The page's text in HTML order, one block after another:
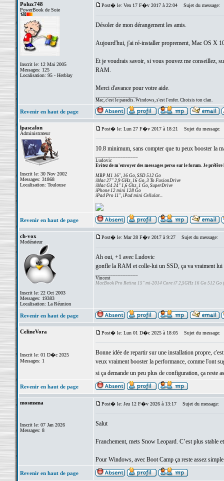
Polux748
PowerBook de Soie
Inscrit le: 12 Mai 2005
Messages: 125
Localisation: 95 - Herblay
Post� le: Ven 17 F�v 2017 à 22:04 Sujet du message:
Désoler de mon dérangement les amis.
Aujourd'hui, j'ai ré-installer proprement, Mac OS X
Et je voudrais savoir, si vous pouvez me conseillez,
RAM.
Merci d'avance pour votre aide.
Mac, c'est le paradis. Windows, s'est l'enfer. Choisis ton clan.
Revenir en haut de page
lpascalon
Administrateur
Inscrit le: 30 Nov 2002
Messages: 31868
Localisation: Toulouse
Post� le: Lun 27 F�v 2017 à 18:21 Sujet du message:
10.8 minimum, sans compter que tu peux booster la
Ludovic
Evitez de m'envoyer des messages perso sur le forum. Je préfère
MBP M1 16", 16 Go, SSD 512 Go
iMac 27" 2,9 GHz, 16 Go, 3 To FusionDrive
iMac G4 24" 1,6 Ghz, 1 Go, SuperDrive
iPhone 12 mini 128 Go
iPad Pro 11", iPad mini Cellular...
Revenir en haut de page
ch-vox
Modérateur
Inscrit le: 22 Oct 2003
Messages: 19383
Localisation: La Réunion
Post� le: Mar 28 F�v 2017 à 9:27 Sujet du message:
Ah oui, +1 avec Ludovic
gonfle la RAM et colle-lui un SSD, ça va vraiment
Vincent
MacBook Pro Retina 15" mi-2014 Core i7 2,5GHz 16 Go 512 Go
Revenir en haut de page
CelineVora
Inscrit le: 01 D�c 2025
Messages: 1
Post� le: Lun 01 D�c 2025 à 18:05 Sujet du message:
Bonne idée de repartir sur une installation propre,
veux vraiment booster la performance, comme l'ont
si ça demande un peu plus de configuration, ça reste
Revenir en haut de page
mosmsma
Inscrit le: 07 Jan 2026
Messages: 8
Post� le: Jeu 12 F�v 2026 à 13:17 Sujet du message:
Salut
Franchement, mets Snow Leopard. C’est plus stable
Pour Windows, avec Boot Camp ça reste assez
Revenir en haut de page